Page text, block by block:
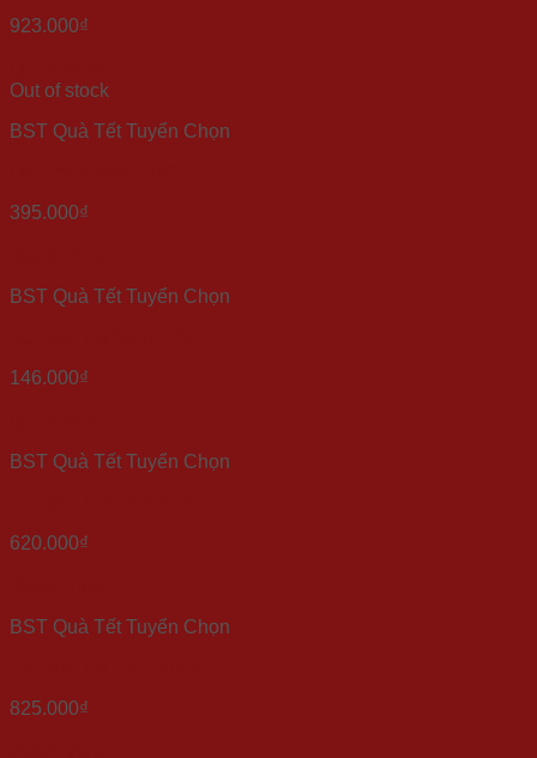
923.000₫
Out of stock
BST Quà Tết Tuyển Chọn
395.000₫
BST Quà Tết Tuyển Chọn
146.000₫
BST Quà Tết Tuyển Chọn
620.000₫
BST Quà Tết Tuyển Chọn
825.000₫